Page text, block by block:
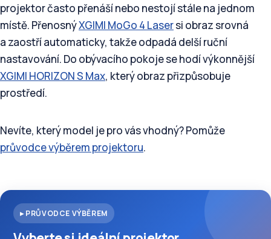
projektor často přenáší nebo nestojí stále na jednom
místě. PřenosnýXGIMI MoGo 4 Lasersi obraz srovná
a zaostří automaticky, takže odpadá delší ruční
nastavování. Do obývacího pokoje se hodí výkonnější
XGIMI HORIZON S Max, který obraz přizpůsobuje
prostředí.
Nevíte, který model je pro vás vhodný? Pomůže
průvodce výběrem projektoru.
▸ PRŮVODCE VÝBĚREM